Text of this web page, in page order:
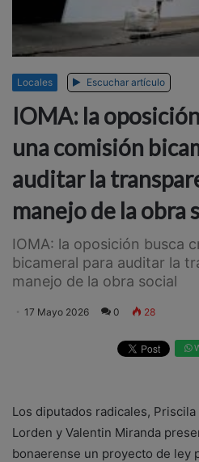
Locales Escuchar artículo
IOMA: la
una comisión
auditar la
manejo de la obra
IOMA: la oposición busca
bicameral para auditar la
manejo de la obra social
17 Mayo 2026 0 28
Los diputados radicales,
Lorden y Valentin Miranda
bonaerense un proyecto de ley